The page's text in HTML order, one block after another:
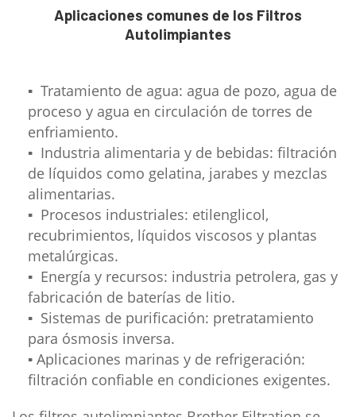
Aplicaciones comunes de los Filtros
Autolimpiantes
▪ Tratamiento de agua: agua de pozo, agua de
proceso y agua en circulación de torres de
enfriamiento.
▪ Industria alimentaria y de bebidas: filtración
de líquidos como gelatina, jarabes y mezclas
alimentarias.
▪ Procesos industriales: etilenglicol,
recubrimientos, líquidos viscosos y plantas
metalúrgicas.
▪ Energía y recursos: industria petrolera, gas y
fabricación de baterías de litio.
▪ Sistemas de purificación: pretratamiento
para ósmosis inversa.
▪ Aplicaciones marinas y de refrigeración:
filtración confiable en condiciones exigentes.